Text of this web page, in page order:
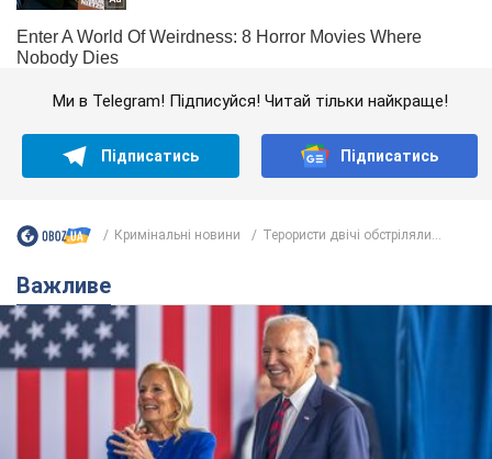
Ми в Telegram! Підписуйся! Читай тільки найкраще!
Підписатись Підписатись
Кримінальні новини Терористи двічі обстріляли...
Важливе